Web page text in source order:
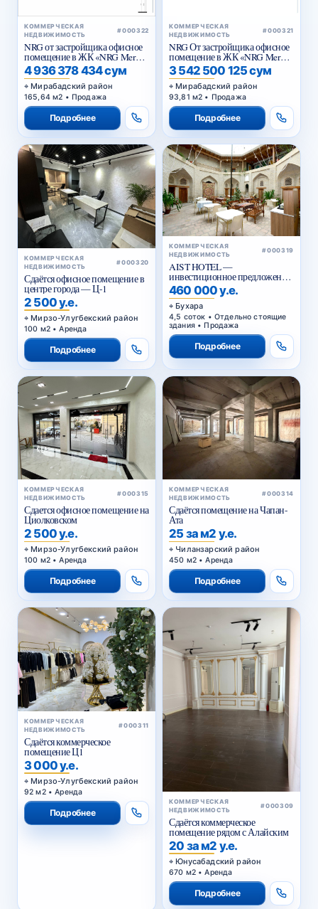
НЕДВИЖИМОСТЬ
NRG от застройщика офисное
помещение в ЖК «NRG Meros
Business»
4 936 378 434 сум
Мирабадский район
165,64 м2 • Продажа
Подробнее
НЕДВИЖИМОСТЬ
NRG От застройщика офисное
помещение в ЖК «NRG Meros
Comfort»
3 542 500 125 сум
Мирабадский район
93,81 м2 • Продажа
Подробнее
НЕДВИЖИМОСТЬ
Сдаётся офисное помещение в
центре города — Ц-1
2 500 у.е.
Мирзо-Улугбекский район
100 м2 • Аренда
Подробнее
НЕДВИЖИМОСТЬ
AIST HOTEL —
инвестиционное предложение
в историческом центре Бухары
460 000 у.е.
Бухара
4,5 соток • Отдельно стоящие
здания • Продажа
Подробнее
НЕДВИЖИМОСТЬ
Сдается офисное помещение на
Циолковском
2 500 у.е.
Мирзо-Улугбекский район
100 м2 • Аренда
Подробнее
НЕДВИЖИМОСТЬ
Сдаётся помещение на Чапан-
Ата
25 за м2 у.е.
Чиланзарский район
450 м2 • Аренда
Подробнее
НЕДВИЖИМОСТЬ
Сдаётся коммерческое
помещение Ц1
3 000 у.е.
Мирзо-Улугбекский район
92 м2 • Аренда
Подробнее
НЕДВИЖИМОСТЬ
Сдаётся коммерческое
помещение рядом с Алайским
20 за м2 у.е.
Юнусабадский район
670 м2 • Аренда
Подробнее